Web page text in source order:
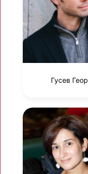
Гусев